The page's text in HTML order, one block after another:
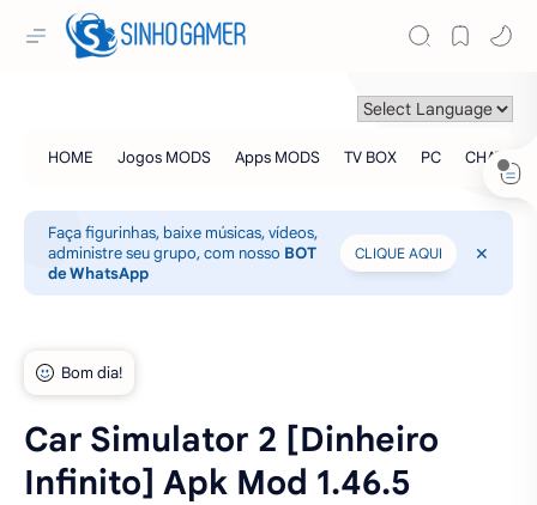
Faça figurinhas, baixe músicas, vídeos,
administre seu grupo, com nosso BOT
de WhatsApp
CLIQUE AQUI
Car Simulator 2 [Dinheiro
Infinito] Apk Mod 1.46.5